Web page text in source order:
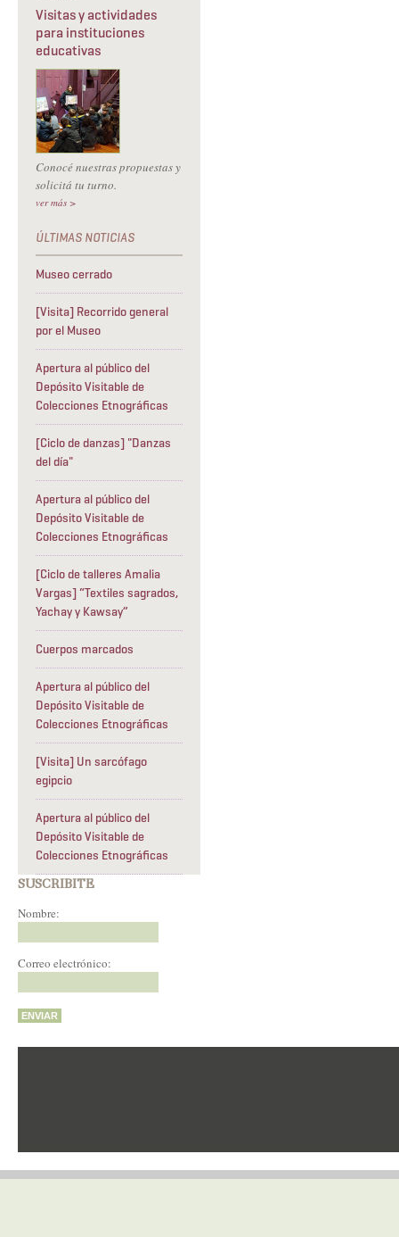
Visitas y actividades
para instituciones
educativas
Conocé nuestras propuestas y
solicitá tu turno.
ver más >
Museo cerrado
[Visita] Recorrido general
por el Museo
Apertura al público del
Depósito Visitable de
Colecciones Etnográficas
[Ciclo de danzas] "Danzas
del día"
Apertura al público del
Depósito Visitable de
Colecciones Etnográficas
[Ciclo de talleres Amalia
Vargas] “Textiles sagrados,
Yachay y Kawsay”
Cuerpos marcados
Apertura al público del
Depósito Visitable de
Colecciones Etnográficas
[Visita] Un sarcófago
egipcio
Apertura al público del
Depósito Visitable de
Colecciones Etnográficas
SUSCRIBITE
Nombre:
Correo electrónico: